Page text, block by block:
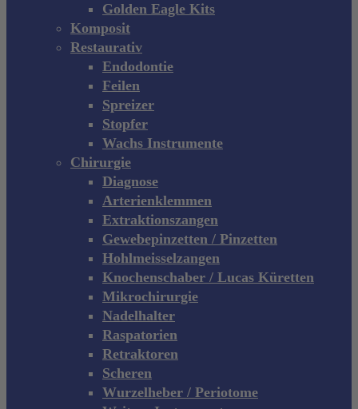
Golden Eagle Kits
Komposit
Restaurativ
Endodontie
Feilen
Spreizer
Stopfer
Wachs Instrumente
Chirurgie
Diagnose
Arterienklemmen
Extraktionszangen
Gewebepinzetten / Pinzetten
Hohlmeisselzangen
Knochenschaber / Lucas Küretten
Mikrochirurgie
Nadelhalter
Raspatorien
Retraktoren
Scheren
Wurzelheber / Periotome